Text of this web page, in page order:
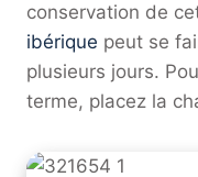
conservation de
ibérique peut se
plusieurs jours.
terme, placez la